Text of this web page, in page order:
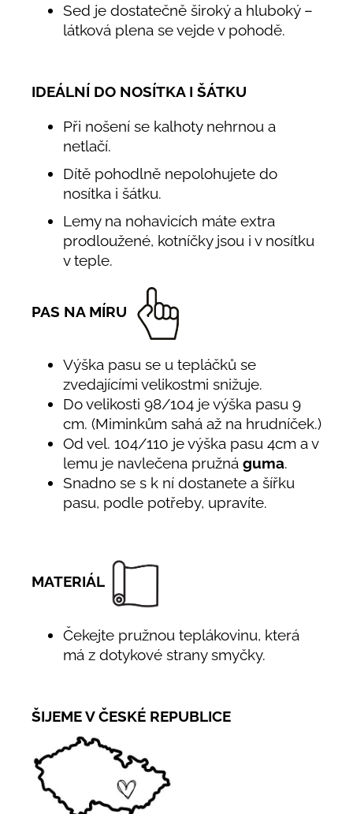
Sed je dostatečně široký a hluboký –
látková plena se vejde v pohodě.
IDEÁLNÍ DO NOSÍTKA I ŠÁTKU
Při nošení se kalhoty nehrnou a
netlačí.
Dítě pohodlně nepolohujete do
nosítka i šátku.
Lemy na nohavicích máte extra
prodloužené, kotníčky jsou i v nosítku
v teple.
PAS NA MÍRU
Výška pasu se u tepláčků se
zvedajícími velikostmi snižuje.
Do velikosti 98/104 je výška pasu 9
cm. (Miminkům sahá až na hrudníček.)
Od vel. 104/110 je výška pasu 4cm a v
lemu je navlečena pružná guma.
Snadno se s k ní dostanete a šířku
pasu, podle potřeby, upravíte.
MATERIÁL
Čekejte pružnou teplákovinu, která
má z dotykové strany smyčky.
ŠIJEME V ČESKÉ REPUBLICE